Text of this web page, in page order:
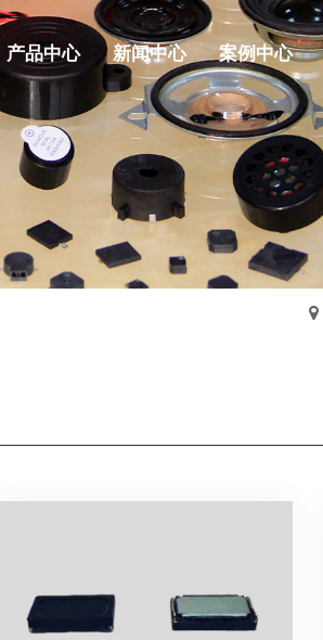
产品中心 新闻中心 案例中心